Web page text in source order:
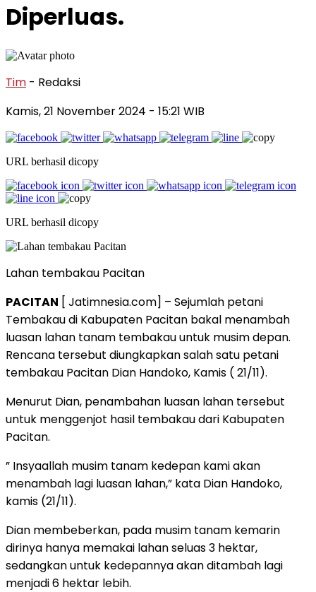
Diperluas.
Tim - Redaksi
Kamis, 21 November 2024 - 15:21 WIB
URL berhasil dicopy
URL berhasil dicopy
Lahan tembakau Pacitan
PACITAN [ Jatimnesia.com] – Sejumlah petani
Tembakau di Kabupaten Pacitan bakal menambah
luasan lahan tanam tembakau untuk musim depan.
Rencana tersebut diungkapkan salah satu petani
tembakau Pacitan Dian Handoko, Kamis ( 21/11).
Menurut Dian, penambahan luasan lahan tersebut
untuk menggenjot hasil tembakau dari Kabupaten
Pacitan.
” Insyaallah musim tanam kedepan kami akan
menambah lagi luasan lahan,” kata Dian Handoko,
kamis (21/11).
Dian membeberkan, pada musim tanam kemarin
dirinya hanya memakai lahan seluas 3 hektar,
sedangkan untuk kedepannya akan ditambah lagi
menjadi 6 hektar lebih.